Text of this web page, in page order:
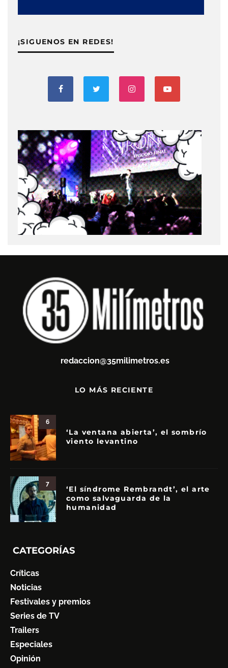
¡SIGUENOS EN REDES!
redaccion@35milimetros.es
LO MÁS RECIENTE
6
‘La ventana abierta’, el sombrío
viento levantino
7
‘El síndrome Rembrandt’, el arte
como salvaguarda de la
humanidad
CATEGORÍAS
Críticas
Noticias
Festivales y premios
Series de TV
Trailers
Especiales
Opinión